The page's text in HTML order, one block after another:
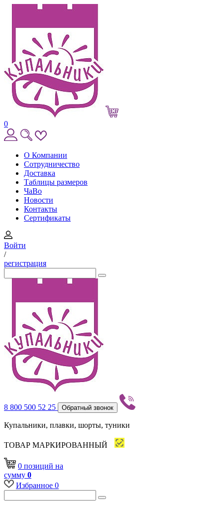
0
О Компании
Сотрудничество
Доставка
Таблицы размеров
ЧаВо
Новости
Контакты
Сертификаты
Войти
/
регистрация
8 800 500 52 25 Обратный звонок
Купальники, плавки, шорты, туники
ТОВАР МАРКИРОВАННЫЙ
0 позиций на
сумму 0
Избранное 0